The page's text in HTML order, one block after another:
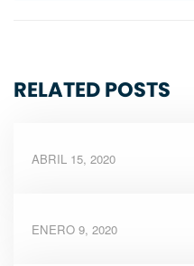
RELATED POSTS
ABRIL 15, 2020
ENERO 9, 2020